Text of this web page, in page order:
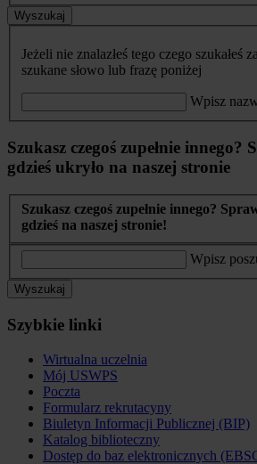
Wyszukaj
Jeżeli nie znalazłeś tego czego szukałeś
szukane słowo lub frazę poniżej
Wpisz
Szukasz czegoś zupełnie innego?
gdzieś ukryło na naszej stronie
Szukasz czegoś zupełnie innego?
gdzieś na naszej stronie!
Wpisz
Wyszukaj
Szybkie linki
Wirtualna uczelnia
Mój USWPS
Poczta
Formularz rekrutacyny
Biuletyn Informacji Publicznej (BIP)
Katalog biblioteczny
Dostęp do baz elektronicznych